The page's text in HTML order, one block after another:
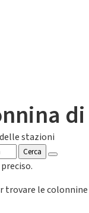
stazioni
Cerca
trovare le